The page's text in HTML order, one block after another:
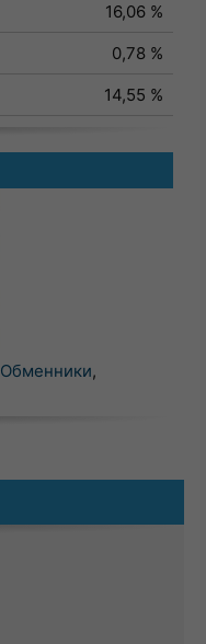
16,06 %
0,78 %
14,55 %
Обменники,